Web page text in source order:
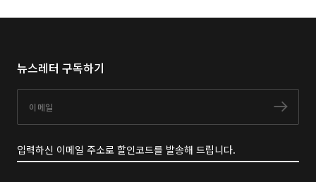
뉴스레터 구독하기
구독
입력하신 이메일 주소로 할인코드를 발송해 드립니다.